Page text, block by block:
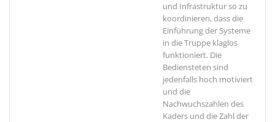
und Infrastruktur so zu
koordinieren, dass die
Einführung der Systeme
in die Truppe klaglos
funktioniert. Die
Bediensteten sind
jedenfalls hoch motiviert
und die
Nachwuchszahlen des
Kaders und die Zahl der